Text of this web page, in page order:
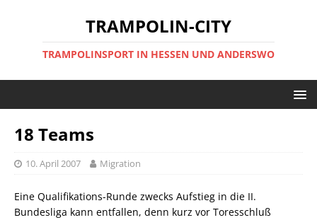
TRAMPOLIN-CITY
TRAMPOLINSPORT IN HESSEN UND ANDERSWO
18 Teams
10. April 2007 Migration
Eine Qualifikations-Runde zwecks Aufstieg in die II.
Bundesliga kann entfallen, denn kurz vor Toresschluß